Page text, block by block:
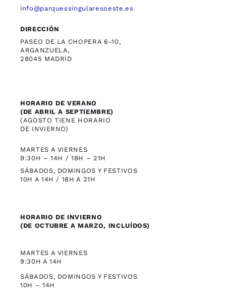
info@parquessingularesoeste.es
DIRECCIÓN
PASEO DE LA CHOPERA 6-10,
ARGANZUELA,
28045 MADRID
HORARIO DE VERANO
(DE ABRIL A SEPTIEMBRE)
(AGOSTO TIENE HORARIO
DE INVIERNO)
MARTES A VIERNES
9:30H – 14H / 18H – 21H
SÁBADOS, DOMINGOS Y FESTIVOS
10H A 14H / 18H A 21H
HORARIO DE INVIERNO
(DE OCTUBRE A MARZO, INCLUÍDOS)
MARTES A VIERNES
9:30H A 14H
SÁBADOS, DOMINGOS Y FESTIVOS
10H – 14H